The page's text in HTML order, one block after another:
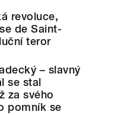
revoluce,
de Saint-
teror
– slavný
se stal
za svého
pomník se